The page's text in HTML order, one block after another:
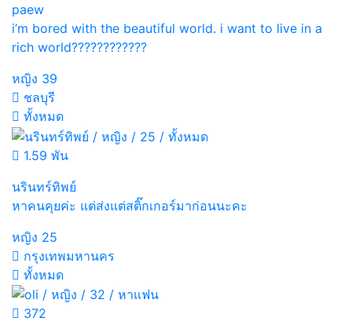
paew
i’m bored with the beautiful world. i want to live in a
rich world????????????
หญิง 39
ชลบุรี
ทั้งหมด
1.59 พัน
นรินทร์ทิพย์
หาคนคุยค่ะ แต่ส่งแต่สติ๊กเกอร์มาก่อนนะคะ
หญิง 25
กรุงเทพมหานคร
ทั้งหมด
372